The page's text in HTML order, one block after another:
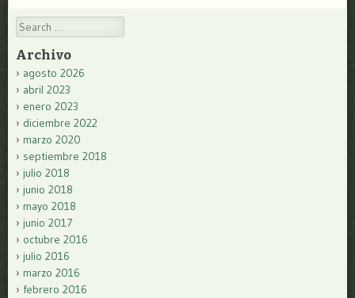
Search
Archivo
agosto 2026
abril 2023
enero 2023
diciembre 2022
marzo 2020
septiembre 2018
julio 2018
junio 2018
mayo 2018
junio 2017
octubre 2016
julio 2016
marzo 2016
febrero 2016